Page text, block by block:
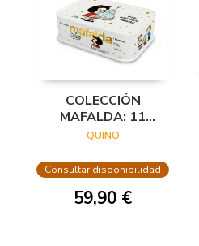
COLECCIÓN
MAFALDA: 11
TOMOS EN UNA
(EDICIÓN ¡FELIZ
ANIVERSARIO, MAF
QUINO
Consultar disponibilidad
59,90 €